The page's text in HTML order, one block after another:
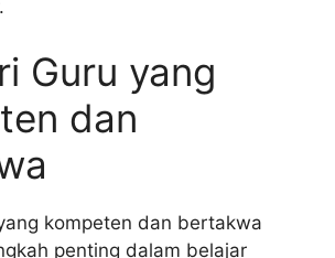
Guru yang
dan
kompeten dan bertakwa
penting dalam belajar